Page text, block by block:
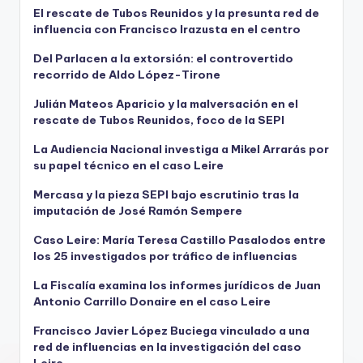
El rescate de Tubos Reunidos y la presunta red de
influencia con Francisco Irazusta en el centro
Del Parlacen a la extorsión: el controvertido
recorrido de Aldo López-Tirone
Julián Mateos Aparicio y la malversación en el
rescate de Tubos Reunidos, foco de la SEPI
La Audiencia Nacional investiga a Mikel Arrarás por
su papel técnico en el caso Leire
Mercasa y la pieza SEPI bajo escrutinio tras la
imputación de José Ramón Sempere
Caso Leire: María Teresa Castillo Pasalodos entre
los 25 investigados por tráfico de influencias
La Fiscalía examina los informes jurídicos de Juan
Antonio Carrillo Donaire en el caso Leire
Francisco Javier López Buciega vinculado a una
red de influencias en la investigación del caso